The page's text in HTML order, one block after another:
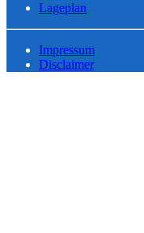
Lageplan
Impressum
Disclaimer